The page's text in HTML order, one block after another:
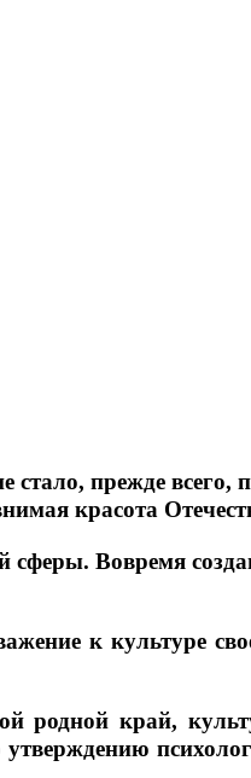
прежде всего,
красота
Вовремя
к культуре
край,